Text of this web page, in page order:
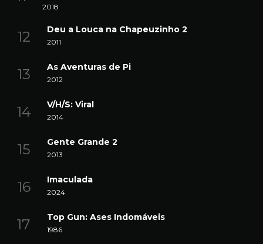
2018
Deu a Louca na Chapeuzinho 2
2011
As Aventuras de Pi
2012
V/H/S: Viral
2014
Gente Grande 2
2013
Imaculada
2024
Top Gun: Ases Indomáveis
1986